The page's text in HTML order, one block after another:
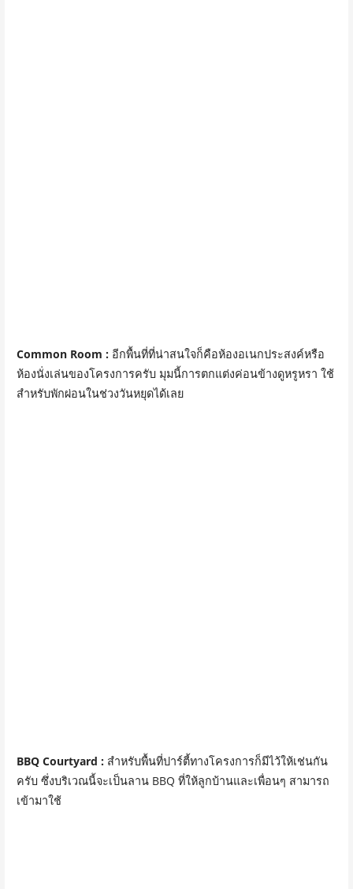
Common Room :อีกพื้นที่ที่น่าสนใจก็คือห้องอเนกประสงค์หรือ
ห้องนั่งเล่นของโครงการครับ มุมนี้การตกแต่งค่อนข้างดูหรูหรา ใช้
สำหรับพักผ่อนในช่วงวันหยุดได้เลย
BBQ Courtyard :สำหรับพื้นที่ปาร์ตี้ทางโครงการก็มีไว้ให้เช่นกัน
ครับ ซึ่งบริเวณนี้จะเป็นลาน BBQ ที่ให้ลูกบ้านและเพื่อนๆ สามารถ
เข้ามาใช้